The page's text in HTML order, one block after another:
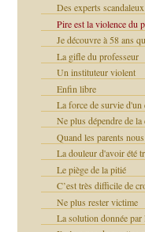
thérapeutiques
Des experts scandaleux
Pire est la violence du
Je découvre à 58 ans
La gifle du professeur
Un instituteur violent
Enfin libre
La force de survie d'un
Ne plus dépendre de
Quand les parents
La douleur d'avoir été
Le piège de la pitié
C’est très difficile de
Ne plus rester victime
La solution donnée par